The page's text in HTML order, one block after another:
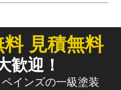
見積無料
歓迎！
インズの一級塗装